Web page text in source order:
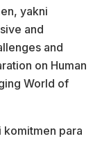
yakni
and
and
on Human
World of
komitmen para